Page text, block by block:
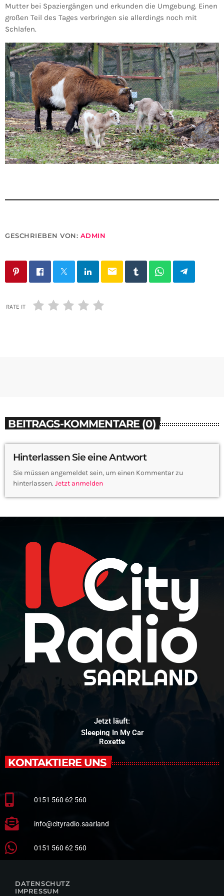
Mutter bei Spaziergängen und erkunden die Umgebung. Einen
großen Teil des Tages verbringen sie allerdings noch mit
Schlafen.
GESCHRIEBEN VON: ADMIN
email
RATE IT
BEITRAGS-KOMMENTARE (0)
Hinterlassen Sie eine Antwort
Sie müssen angemeldet sein, um einen Kommentar zu
hinterlassen. Jetzt anmelden
Jetzt läuft:
Sleeping In My Car
Roxette
KONTAKTIERE UNS
0151 560 62 560
info@cityradio.saarland
0151 560 62 560
DATENSCHUTZ
IMPRESSUM